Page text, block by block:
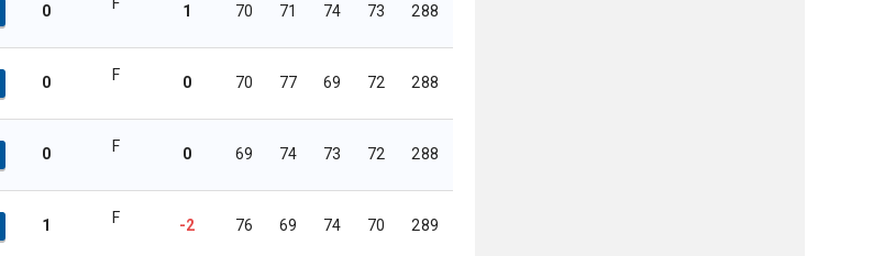
0 1 70 71 74 73 288
0 F 0 70 77 69 72 288
0 F 0 69 74 73 72 288
1 F -2 76 69 74 70 289